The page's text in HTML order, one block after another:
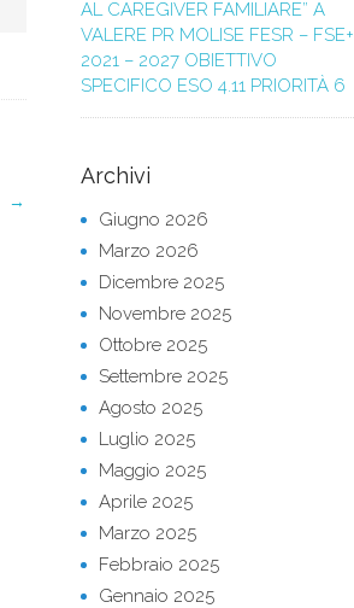
→
AL CAREGIVER FAMILIARE” A
VALERE PR MOLISE FESR – FSE+
2021 – 2027 OBIETTIVO
SPECIFICO ESO 4.11 PRIORITÀ 6
Archivi
Giugno 2026
Marzo 2026
Dicembre 2025
Novembre 2025
Ottobre 2025
Settembre 2025
Agosto 2025
Luglio 2025
Maggio 2025
Aprile 2025
Marzo 2025
Febbraio 2025
Gennaio 2025